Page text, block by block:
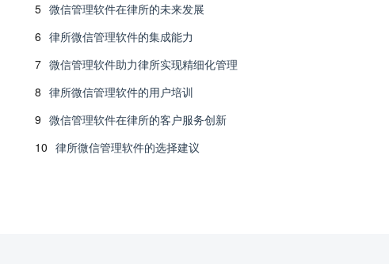
5 微信管理软件在律所的未来发展
6 律所微信管理软件的集成能力
7 微信管理软件助力律所实现精细化管理
8 律所微信管理软件的用户培训
9 微信管理软件在律所的客户服务创新
10 律所微信管理软件的选择建议